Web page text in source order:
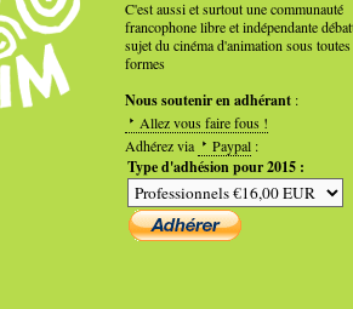
C'est aussi et surtout une communauté
francophone libre et indépendante
sujet du cinéma d'animation sous toutes
formes
Nous soutenir en adhérant :
Allez vous faire fous !
Adhérez via
Paypal :
Type d'adhésion pour 2015 :